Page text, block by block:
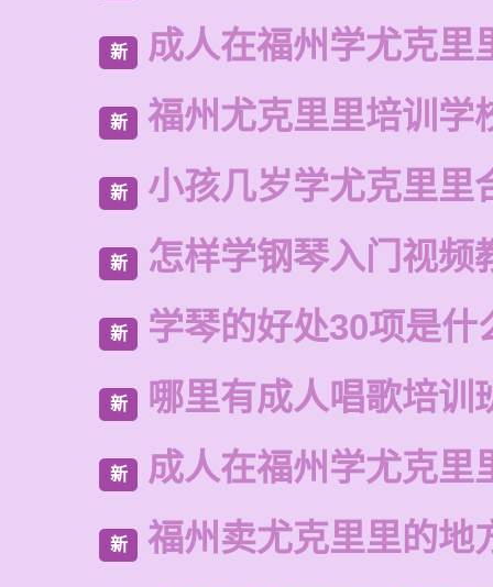
新 成人在福州学尤克里
新 福州尤克里里培训学
新 小孩几岁学尤克里里
新 怎样学钢琴入门视频
新 学琴的好处30项是什
新 哪里有成人唱歌培训
新 成人在福州学尤克里
新 福州卖尤克里里的地